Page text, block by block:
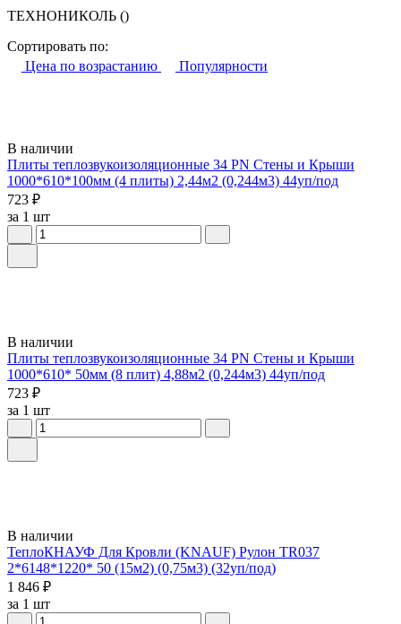
ТЕХНОНИКОЛЬ ()
Сортировать по:
Цена по возрастанию
Популярности
В наличии
Плиты теплозвукоизоляционные 34 PN Стены и Крыши
1000*610*100мм (4 плиты) 2,44м2 (0,244м3) 44уп/под
723 ₽
за 1 шт
В наличии
Плиты теплозвукоизоляционные 34 PN Стены и Крыши
1000*610* 50мм (8 плит) 4,88м2 (0,244м3) 44уп/под
723 ₽
за 1 шт
В наличии
ТеплоКНАУФ Для Кровли (KNAUF) Рулон TR037
2*6148*1220* 50 (15м2) (0,75м3) (32уп/под)
1 846 ₽
за 1 шт